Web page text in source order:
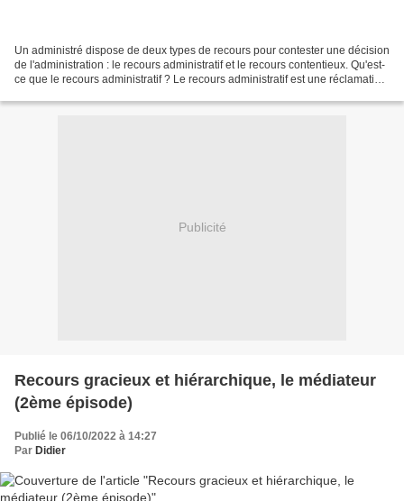
Un administré dispose de deux types de recours pour contester une décision
de l'administration : le recours administratif et le recours contentieux. Qu'est-
ce que le recours administratif ? Le recours administratif est une réclamation
Publicité
Recours gracieux et hiérarchique, le médiateur
(2ème épisode)
Publié le 06/10/2022 à 14:27
Par Didier